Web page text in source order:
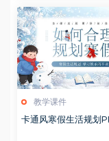
教学课件
卡通风寒假生活规划